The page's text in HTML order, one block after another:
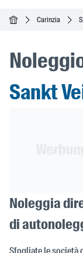
Home Carinzia
Sankt
Noleggia
di